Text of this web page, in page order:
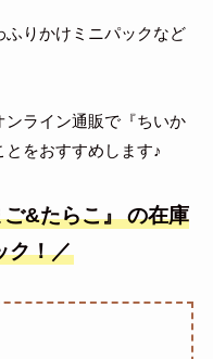
ふりかけミニパックなど
ライン通販で『ちいか
をおすすめします♪
&たらこ』の在庫
ク！／